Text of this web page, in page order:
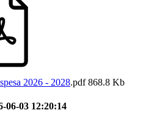
2026 - 2028.pdf868.8 Kb
06-03 12:20:14